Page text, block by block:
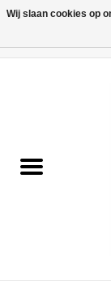
Pedicure producten
Wij slaan cookies op